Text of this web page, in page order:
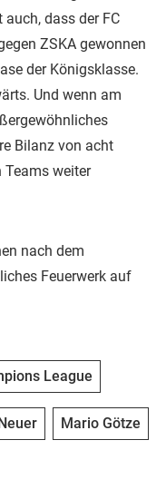
dass der FC
ZSKA gewonnen
der Königsklasse.
Und wenn am
Bilanz von acht
Teams weiter
nach dem
Feuerwerk auf
League
Mario Götze